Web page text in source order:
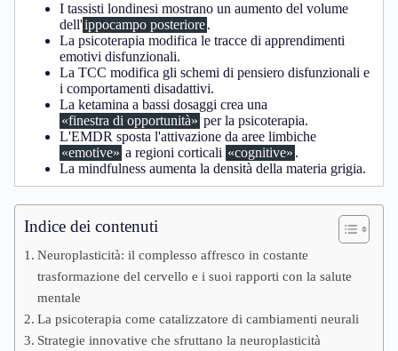
I tassisti londinesi mostrano un aumento del volume
dell'ippocampo posteriore.
La psicoterapia modifica le tracce di apprendimenti
emotivi disfunzionali.
La TCC modifica gli schemi di pensiero disfunzionali e
i comportamenti disadattivi.
La ketamina a bassi dosaggi crea una
«finestra di opportunità» per la psicoterapia.
L'EMDR sposta l'attivazione da aree limbiche
«emotive» a regioni corticali «cognitive» .
La mindfulness aumenta la densità della materia grigia.
Indice dei contenuti
Neuroplasticità: il complesso affresco in costante
trasformazione del cervello e i suoi rapporti con la salute
mentale
La psicoterapia come catalizzatore di cambiamenti neurali
Strategie innovative che sfruttano la neuroplasticità